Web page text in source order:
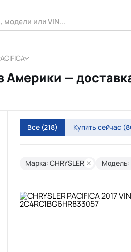
Америки —
Все (218) Купить сейчас
Марка: CHRYSLER Модель: